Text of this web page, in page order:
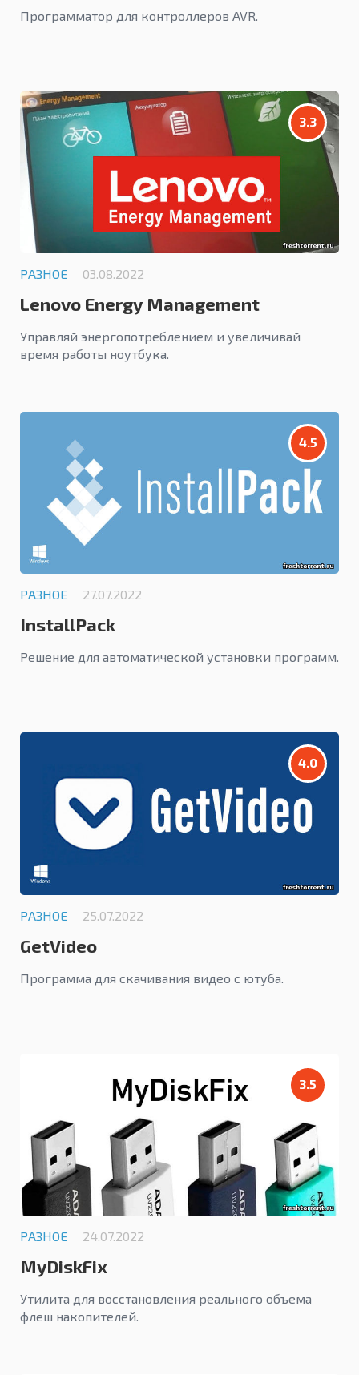
Программатор для контроллеров AVR.
3.3
РАЗНОЕ 03.08.2022
Lenovo Energy Management
Управляй энергопотреблением и увеличивай
время работы ноутбука.
4.5
РАЗНОЕ 27.07.2022
InstallPack
Решение для автоматической установки программ.
4.0
РАЗНОЕ 25.07.2022
GetVideo
Программа для скачивания видео с ютуба.
3.5
РАЗНОЕ 24.07.2022
MyDiskFix
Утилита для восстановления реального объема
флеш накопителей.